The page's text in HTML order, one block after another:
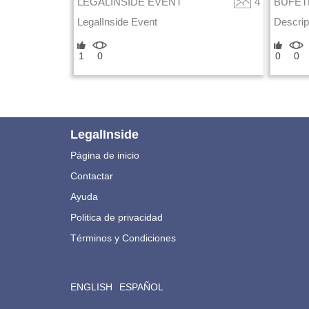
LegalInside Event
1 0 0 0
LegalInside
Página de inicio
Contactar
Ayuda
Politica de privacidad
Términos y Condiciones
ENGLISH ESPAÑOL